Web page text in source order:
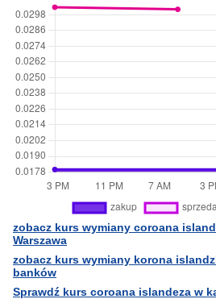
zobacz kurs wymiany coroana
Warszawa
zobacz kurs wymiany korona
banków
Sprawdź kurs coroana islandeza w